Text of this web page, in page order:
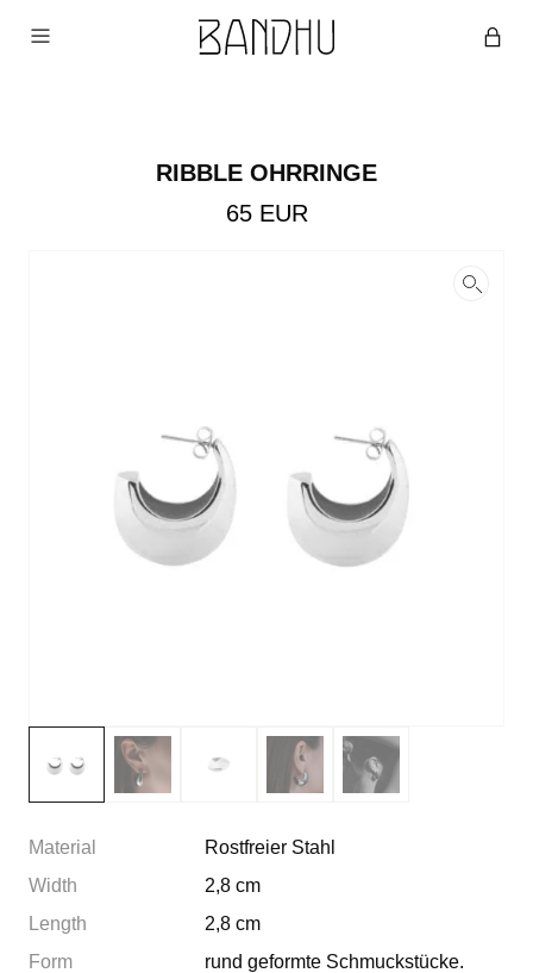
RIBBLE OHRRINGE
65EUR
Material
Rostfreier Stahl
Width
2,8 cm
Length
2,8 cm
Form
rund geformte Schmuckstücke.